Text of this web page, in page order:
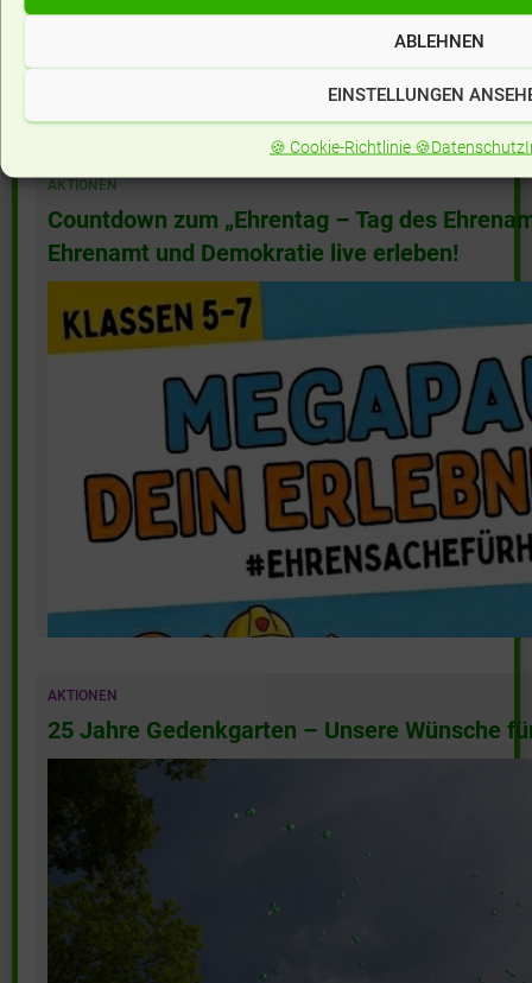
ABLEHNEN
EINSTELLUNGEN
🍪 Cookie-Richtlinie 🍪Datenschutz
(mehr …)
AKTIONEN
Countdown zum „Ehrentag – Tag des
Ehrenamt und Demokratie live erleben!
AKTIONEN
25 Jahre Gedenkgarten – Unsere Wünsche